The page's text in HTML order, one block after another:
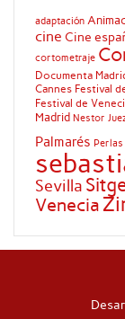
adaptación
cine Cine
cortometraje
Documenta
Cannes Festival
Festival de
Madrid Nestor
Palmarés Perlas
Sevilla
Venecia